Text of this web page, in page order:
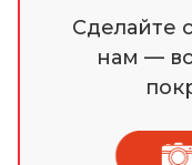
Сделайте
нам —